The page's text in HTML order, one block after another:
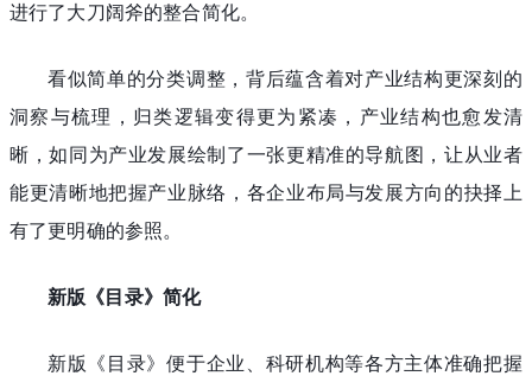
进行了大刀阔斧的整合简化。
看似简单的分类调整，背后蕴含着对产业结构更深刻的
洞察与梳理，归类逻辑变得更为紧凑，产业结构也愈发清
晰，如同为产业发展绘制了一张更精准的导航图，让从业者
能更清晰地把握产业脉络，各企业布局与发展方向的抉择上
有了更明确的参照。
新版《目录》简化
新版《目录》便于企业、科研机构等各方主体准确把握